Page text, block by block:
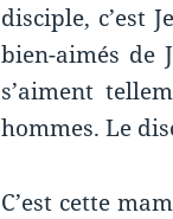
disciple, c’est
bien-aimés de
s’aiment
hommes. Le
C’est cette